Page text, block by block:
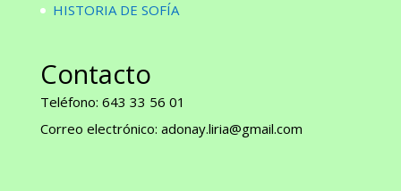
HISTORIA DE SOFÍA
Contacto
Teléfono: 643 33 56 01
Correo electrónico: adonay.liria@gmail.com